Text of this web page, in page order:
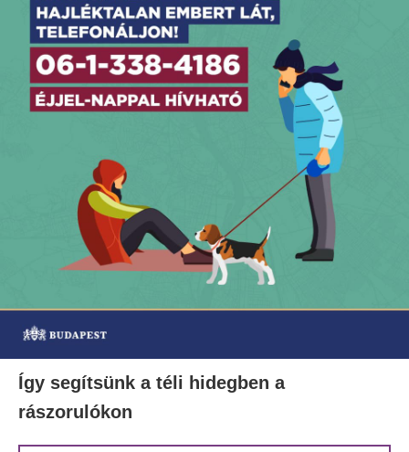
Így segítsünk a téli hidegben a
rászorulókon